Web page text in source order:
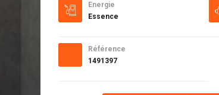
Energie
Essence
Référence
1491397